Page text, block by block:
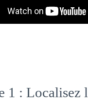
1 : Localisez